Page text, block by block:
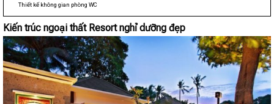
Thiết kế không gian phòng WC
Kiến trúc ngoại thất Resort nghỉ dưỡng đẹp